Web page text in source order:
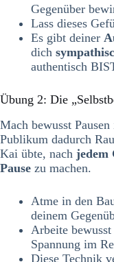
Gegenüber
Lass dieses
Es gibt deiner
dich
authentisch
Übung 2: Die
Mach bewusst
Publikum dadurch
Kai übte, nach jedem
Pause zu machen.
Atme in den
deinem
Arbeite
Spannung im
Diese Technik